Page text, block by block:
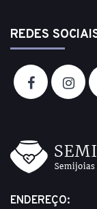
REDES
ENDEREÇO: